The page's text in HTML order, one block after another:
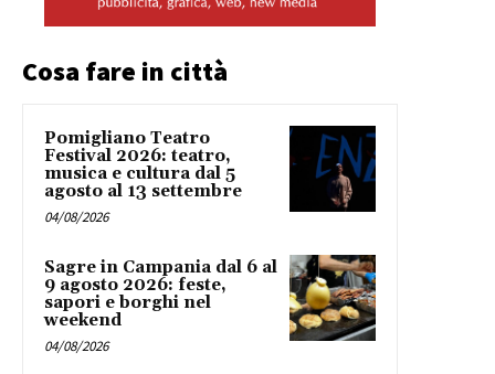
Cosa fare in città
Pomigliano Teatro
Festival 2026: teatro,
musica e cultura dal 5
agosto al 13 settembre
04/08/2026
Sagre in Campania dal 6 al
9 agosto 2026: feste,
sapori e borghi nel
weekend
04/08/2026